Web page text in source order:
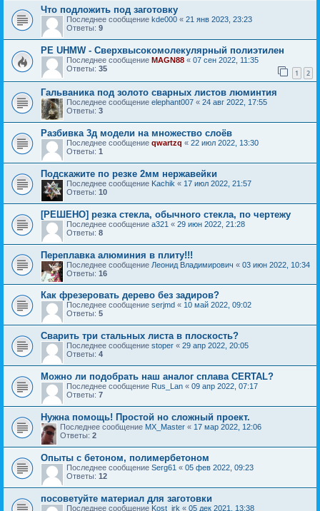
Что подложить под заготовку
Последнее сообщение kde000 « 21 янв 2023, 23:23
Ответы: 9
PE UHMW - Сверхвысокомолекулярный полиэтилен
Последнее сообщение MAGN88 « 07 сен 2022, 11:35
Ответы: 35 1 2
Гальваника под золото сварных листов люминтия
Последнее сообщение elephant007 « 24 авг 2022, 17:55
Ответы: 3
Разбивка 3д модели на множество слоёв
Последнее сообщение qwartzq « 22 июл 2022, 13:30
Ответы: 1
Подскажите по резке 2мм нержавейки
Последнее сообщение Kachik « 17 июл 2022, 21:57
Ответы: 10
[РЕШЕНО] резка стекла, обычного стекла, по чертежу
Последнее сообщение a321 « 29 июн 2022, 21:28
Ответы: 8
Переплавка алюминия в плиту!!!
Последнее сообщение Леонид Владимирович « 03 июн 2022, 10:34
Ответы: 16
Как фрезеровать дерево без задиров?
Последнее сообщение serjmd « 10 май 2022, 09:02
Ответы: 5
Сварить три стальных листа в плоскость?
Последнее сообщение stoper « 29 апр 2022, 20:05
Ответы: 4
Можно ли подобрать наш аналог сплава CERTAL?
Последнее сообщение Rus_Lan « 09 апр 2022, 07:17
Ответы: 7
Нужна помощь! Простой но сложный проект.
Последнее сообщение MX_Master « 17 мар 2022, 12:06
Ответы: 2
Опыты с бетоном, полимербетоном
Последнее сообщение Serg61 « 05 фев 2022, 09:23
Ответы: 12
посоветуйте материал для заготовки
Последнее сообщение Kost_irk « 05 дек 2021, 13:38